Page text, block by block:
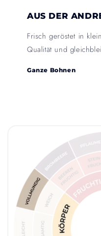
AUS DER
Frisch geröstet in
Qualität und
Ganze Bohnen